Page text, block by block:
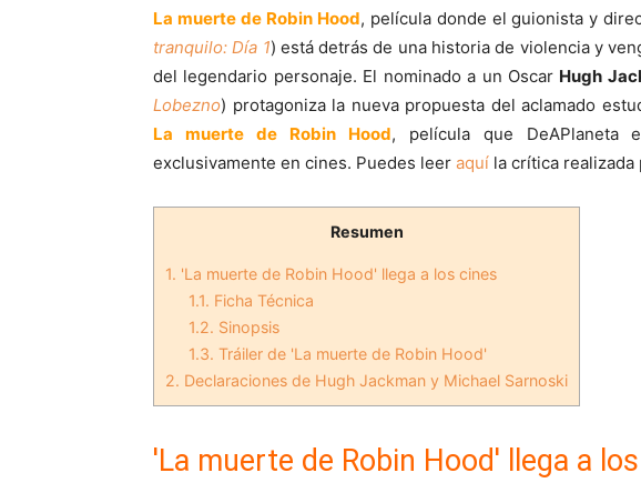
La muerte de Robin Hood, película donde el guionista y
tranquilo: Día 1) está detrás de una historia de violencia y
del legendario personaje. El nominado a un Oscar Hugh
Lobezno) protagoniza la nueva propuesta del aclamado
La muerte de Robin Hood, película que DeAPlaneta
exclusivamente en cines. Puedes leer aquí la crítica realizada
Resumen
1. 'La muerte de Robin Hood' llega a los cines
1.1. Ficha Técnica
1.2. Sinopsis
1.3. Tráiler de 'La muerte de Robin Hood'
2. Declaraciones de Hugh Jackman y Michael Sarnoski
'La muerte de Robin Hood' llega a